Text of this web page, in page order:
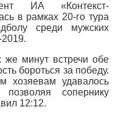
ИА «Контекст-
в рамках 20-го тура
среди мужских
минут встречи обе
бороться за победу.
хозяевам удавалось
сопернику
12:12.